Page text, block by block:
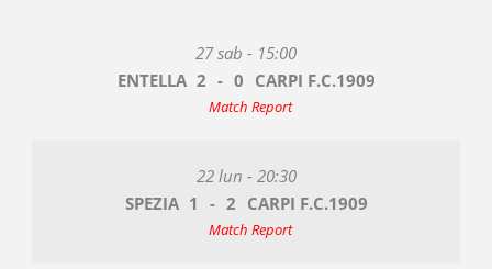
27 sab - 15:00
ENTELLA 2 - 0 CARPI F.C.1909
Match Report
22 lun - 20:30
SPEZIA 1 - 2 CARPI F.C.1909
Match Report